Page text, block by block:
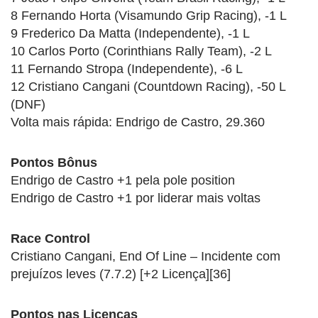
8 Fernando Horta (Visamundo Grip Racing), -1 L
9 Frederico Da Matta (Independente), -1 L
10 Carlos Porto (Corinthians Rally Team), -2 L
11 Fernando Stropa (Independente), -6 L
12 Cristiano Cangani (Countdown Racing), -50 L
(DNF)
Volta mais rápida: Endrigo de Castro, 29.360
Pontos Bônus
Endrigo de Castro +1 pela pole position
Endrigo de Castro +1 por liderar mais voltas
Race Control
Cristiano Cangani, End Of Line – Incidente com
prejuízos leves (7.7.2) [+2 Licença][36]
Pontos nas Licenças